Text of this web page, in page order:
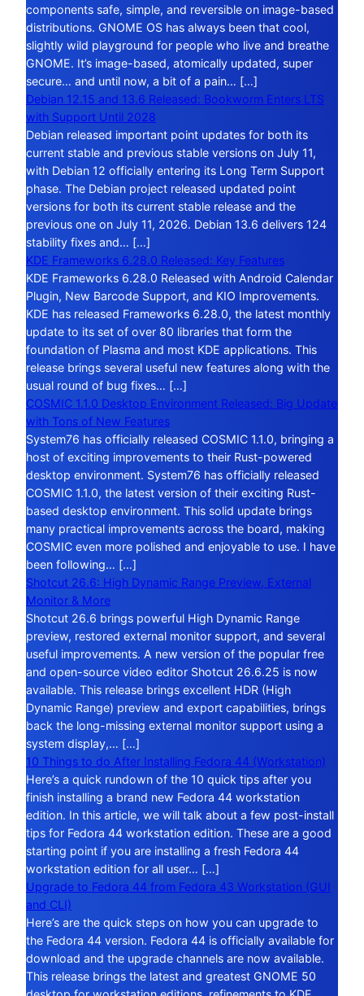
components safe, simple, and reversible on image-based
distributions. GNOME OS has always been that cool,
slightly wild playground for people who live and breathe
GNOME. It’s image-based, atomically updated, super
secure… and until now, a bit of a pain… […]
Debian 12.15 and 13.6 Released: Bookworm Enters LTS
with Support Until 2028
Debian released important point updates for both its
current stable and previous stable versions on July 11,
with Debian 12 officially entering its Long Term Support
phase. The Debian project released updated point
versions for both its current stable release and the
previous one on July 11, 2026. Debian 13.6 delivers 124
stability fixes and… […]
KDE Frameworks 6.28.0 Released: Key Features
KDE Frameworks 6.28.0 Released with Android Calendar
Plugin, New Barcode Support, and KIO Improvements.
KDE has released Frameworks 6.28.0, the latest monthly
update to its set of over 80 libraries that form the
foundation of Plasma and most KDE applications. This
release brings several useful new features along with the
usual round of bug fixes… […]
COSMIC 1.1.0 Desktop Environment Released: Big Update
with Tons of New Features
System76 has officially released COSMIC 1.1.0, bringing a
host of exciting improvements to their Rust-powered
desktop environment. System76 has officially released
COSMIC 1.1.0, the latest version of their exciting Rust-
based desktop environment. This solid update brings
many practical improvements across the board, making
COSMIC even more polished and enjoyable to use. I have
been following… […]
Shotcut 26.6: High Dynamic Range Preview, External
Monitor & More
Shotcut 26.6 brings powerful High Dynamic Range
preview, restored external monitor support, and several
useful improvements. A new version of the popular free
and open-source video editor Shotcut 26.6.25 is now
available. This release brings excellent HDR (High
Dynamic Range) preview and export capabilities, brings
back the long-missing external monitor support using a
system display,… […]
10 Things to do After Installing Fedora 44 (Workstation)
Here’s a quick rundown of the 10 quick tips after you
finish installing a brand new Fedora 44 workstation
edition. In this article, we will talk about a few post-install
tips for Fedora 44 workstation edition. These are a good
starting point if you are installing a fresh Fedora 44
workstation edition for all user… […]
Upgrade to Fedora 44 from Fedora 43 Workstation (GUI
and CLI)
Here’s are the quick steps on how you can upgrade to
the Fedora 44 version. Fedora 44 is officially available for
download and the upgrade channels are now available.
This release brings the latest and greatest GNOME 50